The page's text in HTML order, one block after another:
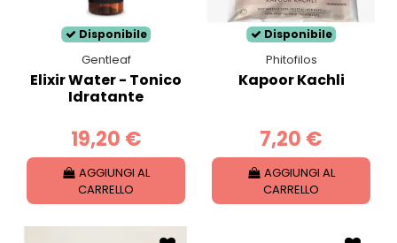
Disponibile
Gentleaf
Elixir Water - Tonico
Idratante
19,20 €
AGGIUNGI AL
CARRELLO
Disponibile
Phitofilos
Kapoor Kachli
7,20 €
AGGIUNGI AL
CARRELLO